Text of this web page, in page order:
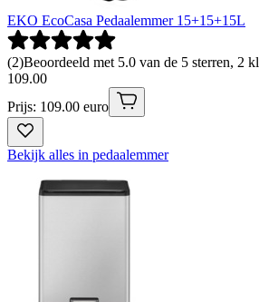
EKO EcoCasa Pedaalemmer 15+15+15L
(2)Beoordeeld met 5.0 van de 5 sterren, 2
109.00
Prijs: 109.00 euro
Bekijk alles in pedaalemmer